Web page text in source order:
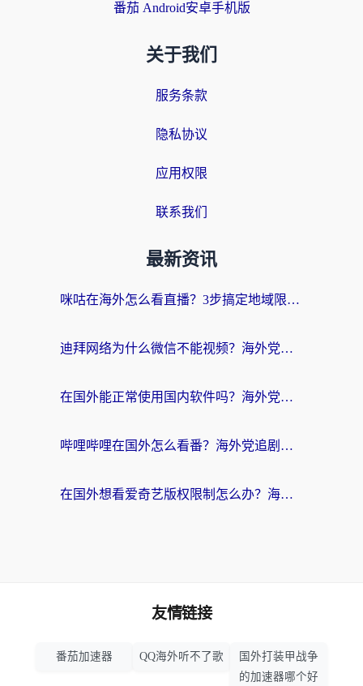
番茄 Android安卓手机版
关于我们
服务条款
隐私协议
应用权限
联系我们
最新资讯
咪咕在海外怎么看直播？3步搞定地域限制，还能畅看腾讯视频与国内热剧
迪拜网络为什么微信不能视频？海外党必看的回国加速全攻略
在国外能正常使用国内软件吗？海外党亲测有效的无缝访问指南
哔哩哔哩在国外怎么看番？海外党追剧看片的终极解决方案
在国外想看爱奇艺版权限制怎么办？海外华人必看的追剧自由指南
友情链接
番茄加速器 QQ海外听不了歌
国外打装甲战争
的加速器哪个好